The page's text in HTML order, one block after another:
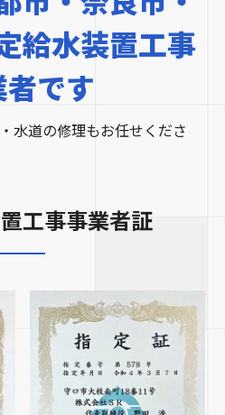
給水装置工事
です
水道の修理もお任せくださ
工事事業者証